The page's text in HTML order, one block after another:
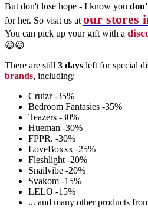
But don't lose hope - I know you
for her. So visit us at our stores
You can pick up your gift with a
😃😃
There are still 3 days left for special
brands, including:
Cruizr -35%
Bedroom Fantasies -35%
Teazers -30%
Hueman -30%
FPPR. -30%
LoveBoxxx -25%
Fleshlight -20%
Snailvibe -20%
Svakom -15%
LELO -15%
... and many other products